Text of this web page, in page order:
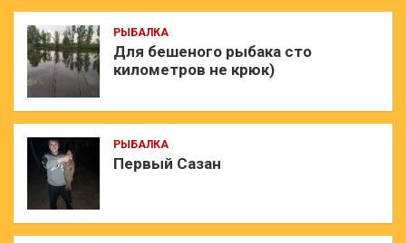
РЫБАЛКА
Для бешеного рыбака сто
километров не крюк)
РЫБАЛКА
Первый Сазан